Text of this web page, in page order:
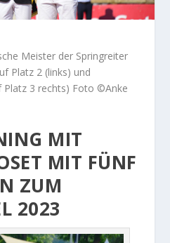
Meister der Springreiter
Platz 2 (links) und
Platz 3 rechts) Foto ©Anke
MIT
MIT FÜNF
ZUM
2023